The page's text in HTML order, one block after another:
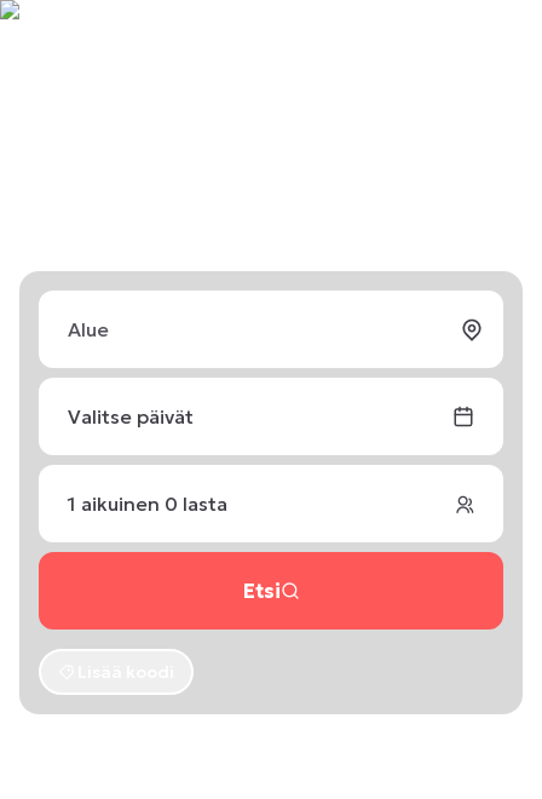
Valitse päivät
1 aikuinen 0 lasta
Etsi